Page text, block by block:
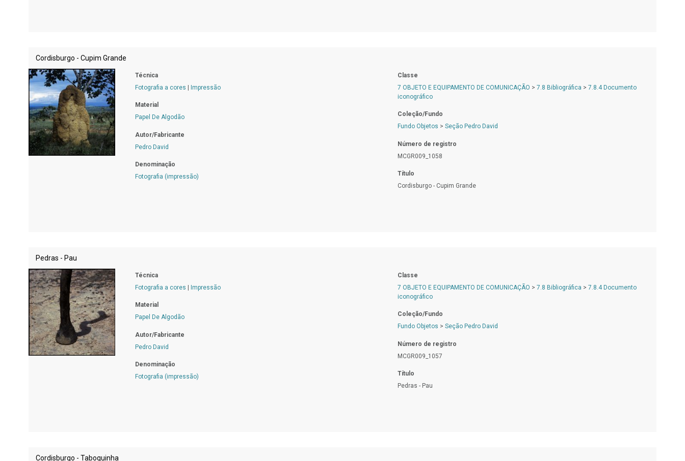
Cordisburgo - Cupim Grande
Técnica
Fotografia a cores
Impressão
Material
Papel De Algodão
Autor/Fabricante
Pedro David
Denominação
Fotografia (impressão)
Classe
7 OBJETO E EQUIPAMENTO DE COMUNICAÇÃO > 7.8 Bibliográfica > 7.8.4 Documento
iconográfico
Coleção/Fundo
Fundo Objetos > Seção Pedro David
Número de registro
MCGR009_1058
Título
Cordisburgo - Cupim Grande
Pedras - Pau
Técnica
Fotografia a cores
Impressão
Material
Papel De Algodão
Autor/Fabricante
Pedro David
Denominação
Fotografia (impressão)
Classe
7 OBJETO E EQUIPAMENTO DE COMUNICAÇÃO > 7.8 Bibliográfica > 7.8.4 Documento
iconográfico
Coleção/Fundo
Fundo Objetos > Seção Pedro David
Número de registro
MCGR009_1057
Título
Pedras - Pau
Cordisburgo - Taboquinha